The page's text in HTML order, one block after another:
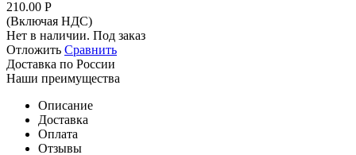
210.00 Р
(Включая НДС)
Нет в наличии. Под заказ
Отложить Сравнить
Доставка по России
Наши преимущества
Описание
Доставка
Оплата
Отзывы